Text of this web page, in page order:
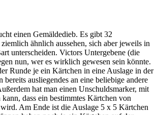
einen Gemäldedieb. Es gibt 32
ähnlich aussehen, sich aber jeweils in
unterscheiden. Victors Untergebene (die
nun, wer es wirklich gewesen sein könnte.
Runde je ein Kärtchen in eine Auslage in der
ausliegendes an eine beliebige andere
hat man einen Unschuldsmarker, mit
dass ein bestimmtes Kärtchen von
Am Ende ist die Auslage 5 x 5 Kärtchen